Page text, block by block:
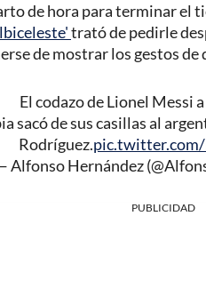
de hora para terminar el
trató de pedirle
de mostrar los gestos de
El codazo de Lionel Messi
sacó de sus casillas al
Rodríguez.
Alfonso Hernández
PUBLICIDAD